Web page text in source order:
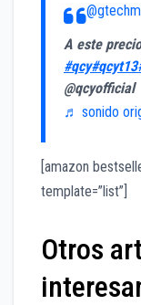
A este
#qcy#qcyt13
@qcyofficial
♬ sonido
[amazon
template=”list”]
Otros